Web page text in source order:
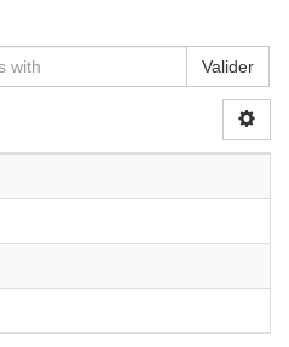
Valider